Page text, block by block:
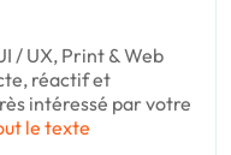
/ UX, Print & Web
réactif et
intéressé par votre
le texte